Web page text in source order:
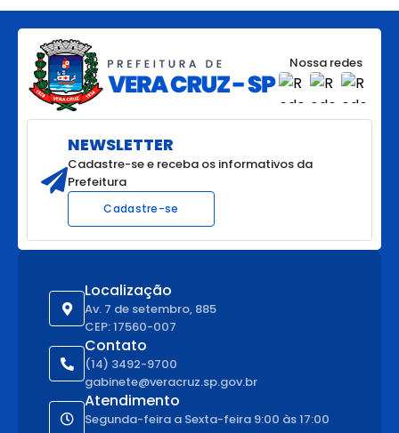
Localização
Av. 7 de setembro, 885
CEP: 17560-007
Contato
(14) 3492-9700
gabinete@veracruz.sp.gov.br
Atendimento
Segunda-feira a Sexta-feira 9:00 às 17:00
Nossa redes
NEWSLETTER
Cadastre-se e receba os informativos da
Prefeitura
Cadastre-se